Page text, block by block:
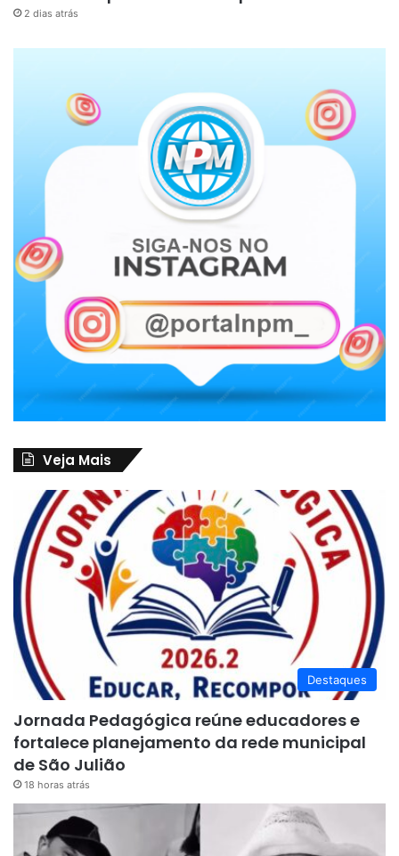
2 dias atrás
Veja Mais
Destaques
Jornada Pedagógica reúne educadores e
fortalece planejamento da rede municipal
de São Julião
18 horas atrás